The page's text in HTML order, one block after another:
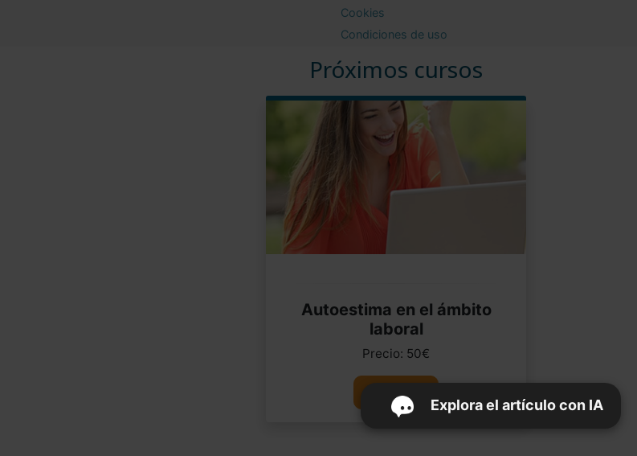
Próximos cursos
Autoestima en el ámbito
laboral
Precio: 50€
Ver curso
Explora el artículo con IA
Cookies
Condiciones de uso